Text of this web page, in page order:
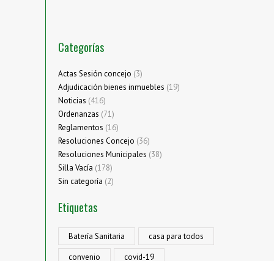
Categorías
Actas Sesión concejo (3)
Adjudicación bienes inmuebles (19)
Noticias (416)
Ordenanzas (71)
Reglamentos (16)
Resoluciones Concejo (36)
Resoluciones Municipales (38)
Silla Vacía (178)
Sin categoría (2)
Etiquetas
Batería Sanitaria
casa para todos
convenio
covid-19